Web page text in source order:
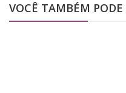
VOCÊ TAMBÉM